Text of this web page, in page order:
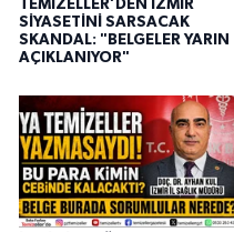
TEMİZELLER’DEN İZMİR
SİYASETİNİ SARSACAK
SKANDAL: "BELGELER YARIN
AÇIKLANIYOR"